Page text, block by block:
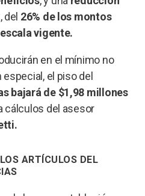
del 26% de los montos
vigente.
en el mínimo no
el piso del
bajará de $1,98 millones
cálculos del asesor
ARTÍCULOS DEL